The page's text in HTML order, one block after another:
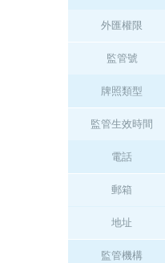
外匯權限
監管號
牌照類型
監管生效時間
電話
郵箱
地址
監管機構